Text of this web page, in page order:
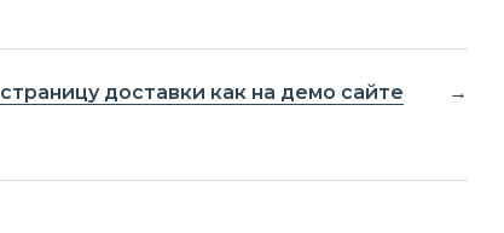
доставки как на демо сайте